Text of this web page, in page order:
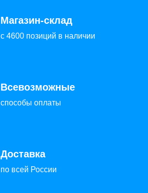
Магазин-склад
с 4600 позиций в наличии
Всевозможные
способы оплаты
Доставка
по всей России